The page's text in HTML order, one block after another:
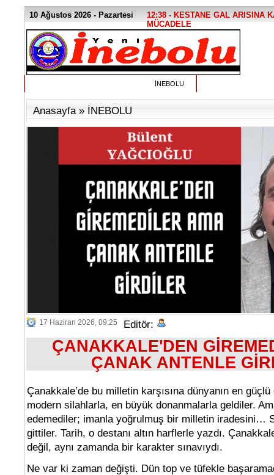
10 Ağustos 2026 - Pazartesi
12:38 - KESTANE GAL ARISINA
MÜCADELE
İNEBOLU
Anasayfa» İNEBOLU
17 Haziran 2026, 09:25 Editör:
ÇANAKKALE'DEN
ÇANAK ANTENLE
Çanakkale’de bu milletin karşısına dünyanın en güçlü
modern silahlarla, en büyük donanmalarla geldiler.
edemediler; imanla yoğrulmuş bir milletin iradesini…
gittiler. Tarih, o destanı altın harflerle yazdı.
değil, aynı zamanda bir karakter sınavıydı.
Ne var ki zaman değişti. Dün top ve tüfekle